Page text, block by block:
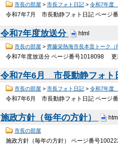
市長の部屋 > 市長フォト日記> 令和7年度
令和7年7月 市長動静フォト日記 ペー
令和7年度放送分 html
市長の部屋 > 齊藤栄熱海市長本音トーク（
令和7年度放送分 ページ番号1018098
令和7年6月 市長動静フォト
市長の部屋 > 市長フォト日記> 令和7年度
令和7年6月 市長動静フォト日記 ペー
施政方針（毎年の方針）
市長の部屋
施政方針（毎年の方針） ページ番号